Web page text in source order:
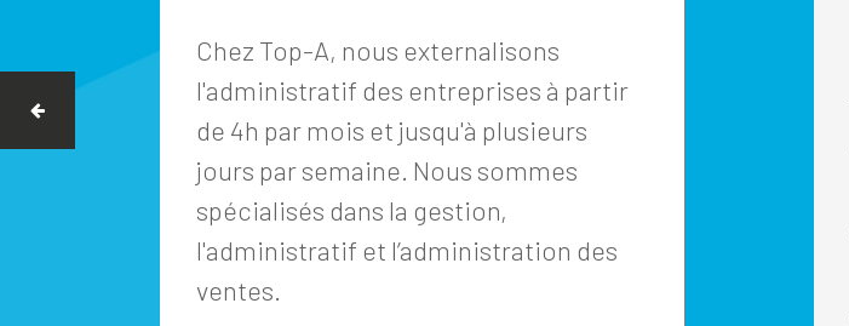
Chez Top-A, nous externalisons
l'administratif des entreprises à partir
de 4h par mois et jusqu'à plusieurs
jours par semaine. Nous sommes
spécialisés dans la gestion,
l'administratif et l’administration des
ventes.